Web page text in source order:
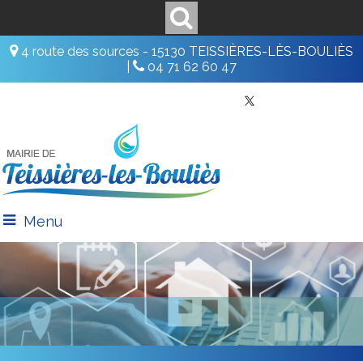
4 route des sources - 15130 TEISSIÈRES-LÈS-BOULIÈS
04 71 62 60 47
Menu